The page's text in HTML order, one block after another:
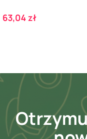
Cena
63,04 zł